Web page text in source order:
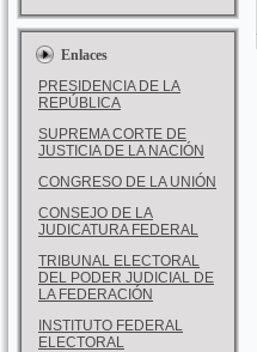
Enlaces
PRESIDENCIA DE LA
REPÚBLICA
SUPREMA CORTE DE
JUSTICIA DE LA NACIÓN
CONGRESO DE LA UNIÓN
CONSEJO DE LA
JUDICATURA FEDERAL
TRIBUNAL ELECTORAL
DEL PODER JUDICIAL DE
LA FEDERACIÓN
INSTITUTO FEDERAL
ELECTORAL